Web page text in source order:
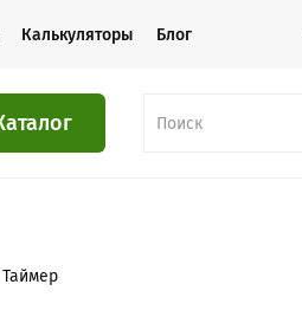
Калькуляторы Блог
Таймер